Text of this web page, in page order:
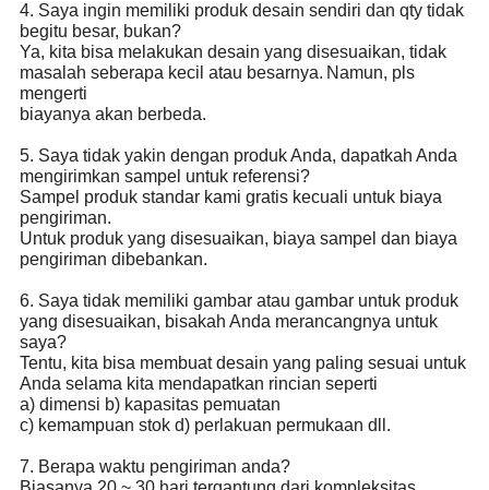
4. Saya ingin memiliki produk desain sendiri dan qty tidak
begitu besar, bukan?
Ya, kita bisa melakukan desain yang disesuaikan, tidak
masalah seberapa kecil atau besarnya. Namun, pls
mengerti
biayanya akan berbeda.
5. Saya tidak yakin dengan produk Anda, dapatkah Anda
mengirimkan sampel untuk referensi?
Sampel produk standar kami gratis kecuali untuk biaya
pengiriman.
Untuk produk yang disesuaikan, biaya sampel dan biaya
pengiriman dibebankan.
6. Saya tidak memiliki gambar atau gambar untuk produk
yang disesuaikan, bisakah Anda merancangnya untuk
saya?
Tentu, kita bisa membuat desain yang paling sesuai untuk
Anda selama kita mendapatkan rincian seperti
a) dimensi b) kapasitas pemuatan
c) kemampuan stok d) perlakuan permukaan dll.
7. Berapa waktu pengiriman anda?